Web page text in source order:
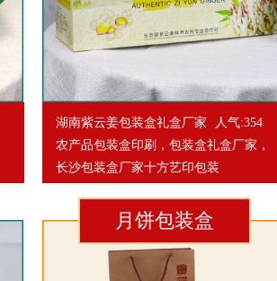
湖南紫云姜包装盒礼盒厂家
人气:354
农产品包装盒印刷，包装盒礼盒厂家，
长沙包装盒厂家十方艺印包装
月饼包装盒